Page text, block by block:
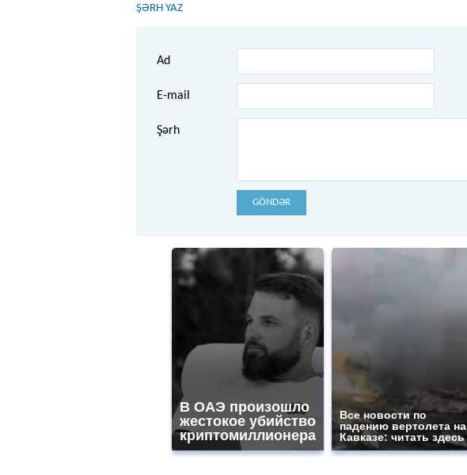
ŞƏRH YAZ
Ad
E-mail
Şərh
GÖNDƏR
В ОАЭ произошло
жестокое убийство
криптомиллионера
Все новости по
падению вертолета на
Кавказе: читать здесь